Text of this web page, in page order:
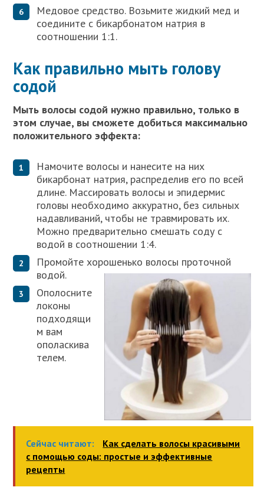
Медовое средство. Возьмите жидкий мед и
соедините с бикарбонатом натрия в
соотношении 1:1.
Как правильно мыть голову
содой
Мыть волосы содой нужно правильно, только в
этом случае, вы сможете добиться максимально
положительного эффекта:
Намочите волосы и нанесите на них
бикарбонат натрия, распределив его по всей
длине. Массировать волосы и эпидермис
головы необходимо аккуратно, без сильных
надавливаний, чтобы не травмировать их.
Можно предварительно смешать соду с
водой в соотношении 1:4.
Промойте хорошенько волосы проточной
водой.
Ополосните
локоны
подходящи
м вам
ополаскива
телем.
Сейчас читают:
Как сделать волосы красивыми
с помощью соды: простые и эффективные
рецепты